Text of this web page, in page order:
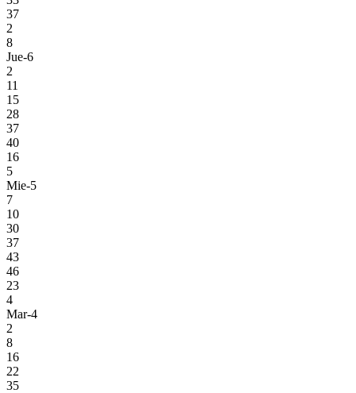
37
2
8
Jue-6
2
11
15
28
37
40
16
5
Mie-5
7
10
30
37
43
46
23
4
Mar-4
2
8
16
22
35